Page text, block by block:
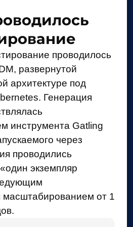
Gatling
через
экземпляр
от 1
отклика
между